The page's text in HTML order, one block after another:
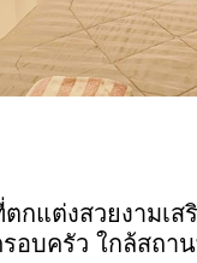
กแต่งสวยงามเ
อบครัว ใกล้สถ